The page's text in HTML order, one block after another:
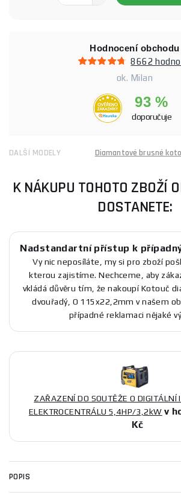
Hodnocení obchodu
8662
ok. Milan
93 %
doporučuje
DALŠÍ MODELY Diamantové brusné
K NÁKUPU TOHOTO ZBOŽÍ
DOSTANETE:
Nadstandartní přístup k
Vy nic neposíláte, my si pro zboží
kterou zajistíme. Nechceme, aby
vkládá důvěru tím, že nakoupí Kotouč
dvouřadý, O 115x22,2mm v našem
případné reklamaci nějaké
ZAŘAZENÍ DO SOUTĚŽE O DIGITÁLNÍ
ELEKTROCENTRÁLU 5,4HP/3,2kW v
Kč
POPIS